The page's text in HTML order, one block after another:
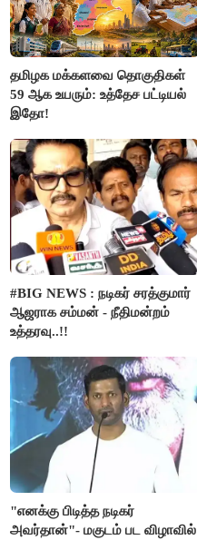
தமிழக மக்களவை தொகுதிகள்
59 ஆக உயரும்: உத்தேச பட்டியல்
இதோ!
#BIG NEWS : நடிகர் சரத்குமார்
ஆஜராக சம்மன் - நீதிமன்றம்
உத்தரவு..!!
"எனக்கு பிடித்த நடிகர்
அவர்தான்"- மகுடம் பட விழாவில்